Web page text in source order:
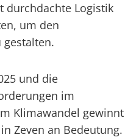
durchdachte Logistik
um den
und die
im
Klimawandel gewinnt
Zeven an Bedeutung.